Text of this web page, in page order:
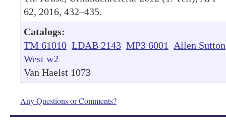
62, 2016, 432–435.
Catalogs:
TM 61010 LDAB 2143 MP3 6001
Allen Sutton
West w2
Van Haelst 1073
Any Questions or Comments?